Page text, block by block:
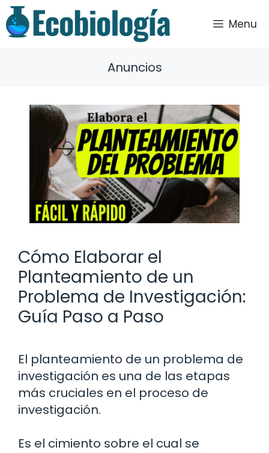
Saltar
al
contenido
Menu
Anuncios
Cómo Elaborar el
Planteamiento de un
Problema de Investigación:
Guía Paso a Paso
El planteamiento de un problema de
investigación es una de las etapas
más cruciales en el proceso de
investigación.
Es el cimiento sobre el cual se